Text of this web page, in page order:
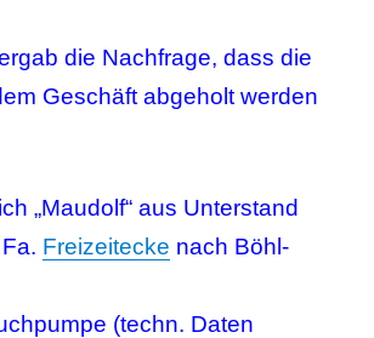
die Nachfrage, dass die
Geschäft abgeholt werden
„Maudolf“ aus Unterstand
Freizeitecke nach Böhl-
(techn. Daten